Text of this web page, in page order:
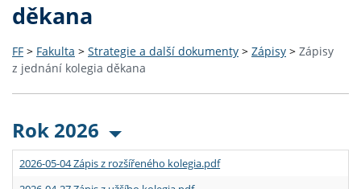
děkana
FF > Fakulta > Strategie a další dokumenty > Zápisy > Zápisy
z jednání kolegia děkana
Rok 2026
2026-05-04 Zápis z rozšířeného kolegia.pdf